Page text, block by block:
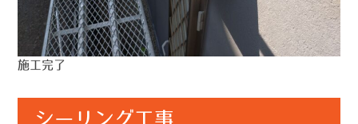
施工完了
シーリング工事